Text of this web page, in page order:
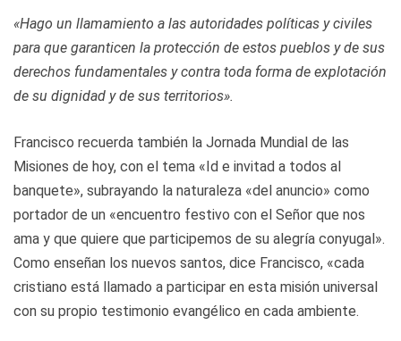
«Hago un llamamiento a las autoridades políticas y civiles
para que garanticen la protección de estos pueblos y de sus
derechos fundamentales y contra toda forma de explotación
de su dignidad y de sus territorios».
Francisco recuerda también la Jornada Mundial de las
Misiones de hoy, con el tema «Id e invitad a todos al
banquete», subrayando la naturaleza «del anuncio» como
portador de un «encuentro festivo con el Señor que nos
ama y que quiere que participemos de su alegría conyugal».
Como enseñan los nuevos santos, dice Francisco, «cada
cristiano está llamado a participar en esta misión universal
con su propio testimonio evangélico en cada ambiente.